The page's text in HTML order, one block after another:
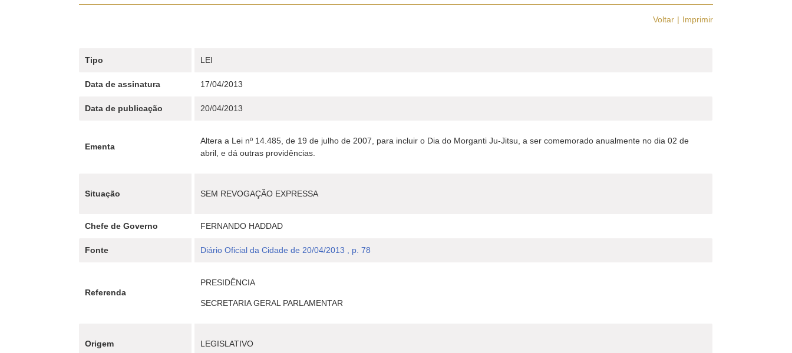
Voltar Imprimir
Tipo LEI
Data de assinatura 17/04/2013
Data de publicação 20/04/2013
Ementa
Altera a Lei nº 14.485, de 19 de julho de 2007, para incluir o Dia do Morganti Ju-Jitsu, a ser comemorado anualmente no dia 02 de
abril, e dá outras providências.
Situação SEM REVOGAÇÃO EXPRESSA
Chefe de Governo FERNANDO HADDAD
Fonte Diário Oficial da Cidade de 20/04/2013 , p. 78
Referenda
PRESIDÊNCIA
SECRETARIA GERAL PARLAMENTAR
Origem LEGISLATIVO